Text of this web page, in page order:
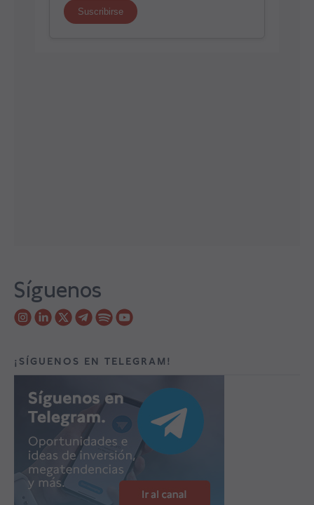
Síguenos
¡SÍGUENOS EN TELEGRAM!